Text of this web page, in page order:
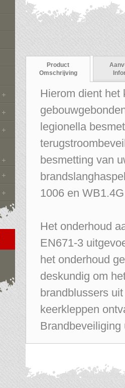
Product
Omschrijving
Hierom dient het
legionella
besmetting van
1006 en
Het onderhoud
EN671-3
het onderhoud
deskundig om
brandblussers
keerkleppen
Brandbeveiliging